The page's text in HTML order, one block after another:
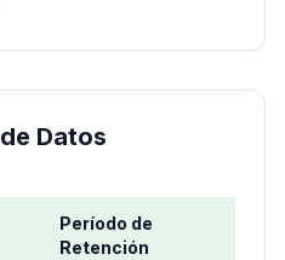
Datos
Período de
Retención